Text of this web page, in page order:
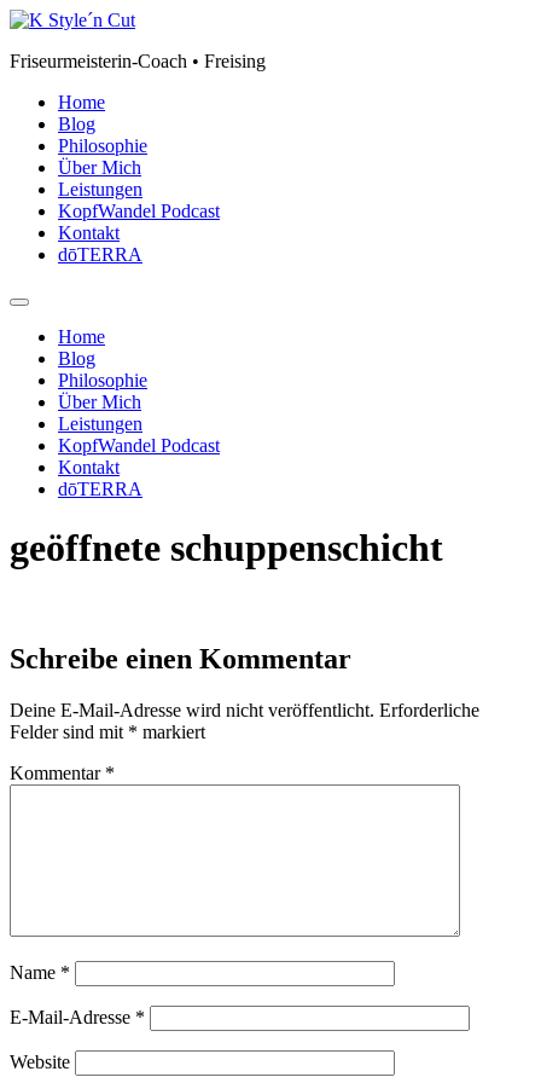
Zum
springen
Friseurmeisterin-Coach • Freising
Home
Blog
Philosophie
Über Mich
Leistungen
KopfWandel Podcast
Kontakt
dōTERRA
Home
Blog
Philosophie
Über Mich
Leistungen
KopfWandel Podcast
Kontakt
dōTERRA
geöffnete schuppenschicht
Schreibe einen Kommentar
Deine E-Mail-Adresse wird nicht veröffentlicht. Erforderliche
Felder sind mit * markiert
Kommentar *
Name *
E-Mail-Adresse *
Website